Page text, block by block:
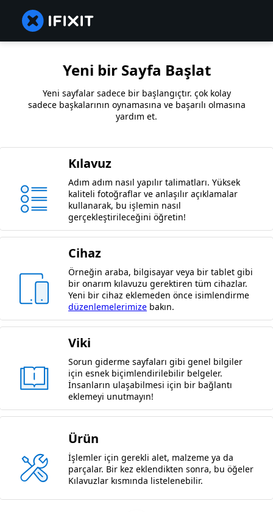
Yeni bir Sayfa Başlat
Yeni sayfalar sadece bir başlangıçtır. çok kolay
sadece başkalarının oynamasına ve başarılı olmasına
yardım et.
Kılavuz
Adım adım nasıl yapılır talimatları. Yüksek
kaliteli fotoğraflar ve anlaşılır açıklamalar
kullanarak, bu işlemin nasıl
gerçekleştirileceğini öğretin!
Cihaz
Örneğin araba, bilgisayar veya bir tablet gibi
bir onarım kılavuzu gerektiren tüm cihazlar.
Yeni bir cihaz eklemeden önce isimlendirme
düzenlemelerimize bakın.
Viki
Sorun giderme sayfaları gibi genel bilgiler
için esnek biçimlendirilebilir belgeler.
İnsanların ulaşabilmesi için bir bağlantı
eklemeyi unutmayın!
Ürün
İşlemler için gerekli alet, malzeme ya da
parçalar. Bir kez eklendikten sonra, bu öğeler
Kılavuzlar kısmında listelenebilir.